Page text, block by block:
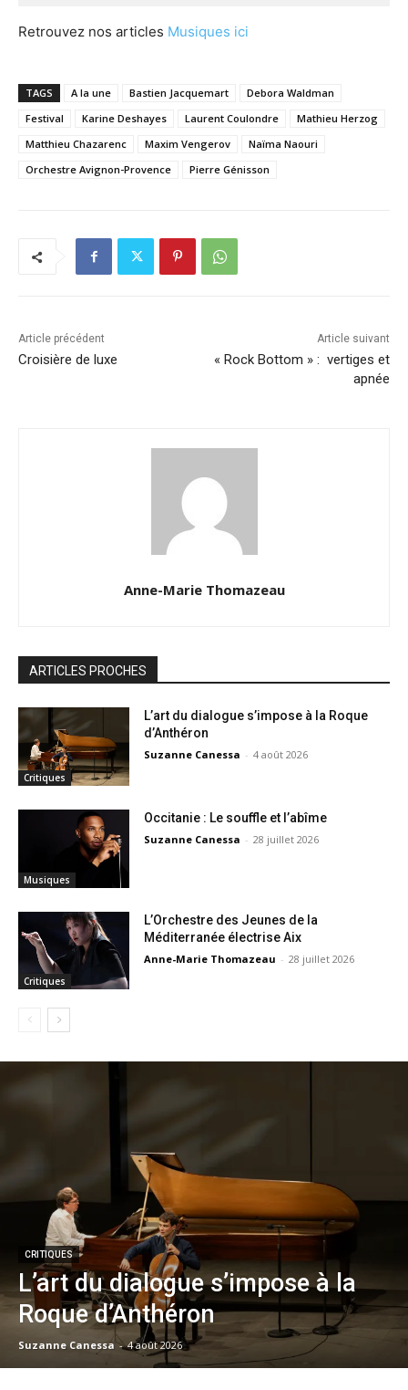
Retrouvez nos articles Musiques ici
TAGS A la une Bastien Jacquemart
Debora Waldman
Festival
Karine Deshayes Laurent Coulondre
Mathieu Herzog
Matthieu Chazarenc
Maxim Vengerov
Naïma Naouri
Orchestre Avignon-Provence
Pierre Génisson
Article précédent
Croisière de luxe
Article suivant
« Rock Bottom » : vertiges et
apnée
Anne-Marie Thomazeau
ARTICLES PROCHES
Critiques
L’art du dialogue s’impose à la Roque
d’Anthéron
Suzanne Canessa - 4 août 2026
Musiques
Occitanie : Le souffle et l’abîme
Suzanne Canessa - 28 juillet 2026
Critiques
L’Orchestre des Jeunes de la
Méditerranée électrise Aix
Anne-Marie Thomazeau - 28 juillet 2026
CRITIQUES
L’art du dialogue s’impose à la
Roque d’Anthéron
Suzanne Canessa - 4 août 2026